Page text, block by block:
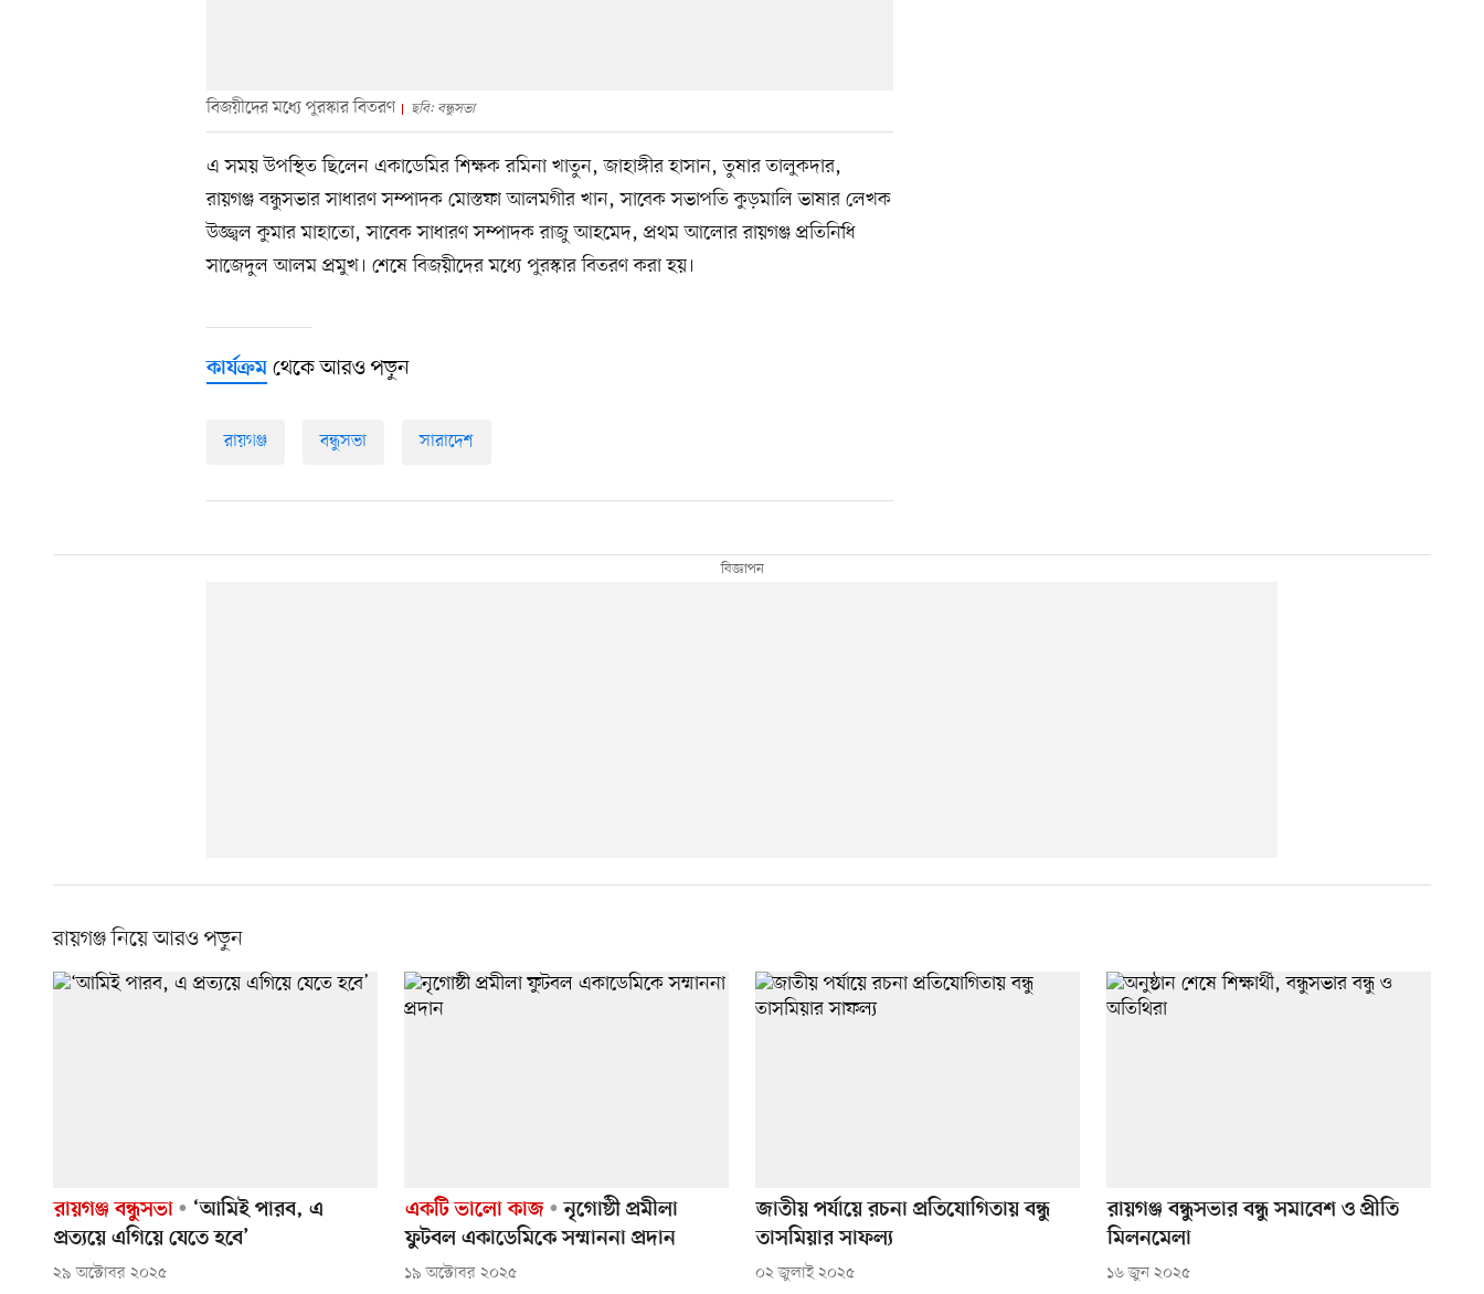
বিজয়ীদের মধ্যে পুরস্কার বিতরণ ছবি: বন্ধুসভা
এ সময় উপস্থিত ছিলেন একাডেমির শিক্ষক রমিনা খাতুন, জাহাঙ্গীর হাসান, তুষার তালুকদার,
রায়গঞ্জ বন্ধুসভার সাধারণ সম্পাদক মোস্তফা আলমগীর খান, সাবেক সভাপতি কুড়মালি ভাষার লেখক
উজ্জ্বল কুমার মাহাতো, সাবেক সাধারণ সম্পাদক রাজু আহমেদ, প্রথম আলোর রায়গঞ্জ প্রতিনিধি
সাজেদুল আলম প্রমুখ। শেষে বিজয়ীদের মধ্যে পুরস্কার বিতরণ করা হয়।
কার্যক্রম থেকে আরও পড়ুন
রায়গঞ্জ বন্ধুসভা সারাদেশ
রায়গঞ্জ নিয়ে আরও পড়ুন
রায়গঞ্জ বন্ধুসভা
‘আমিই পারব, এ
প্রত্যয়ে এগিয়ে যেতে হবে’
২৯ অক্টোবর ২০২৫
একটি ভালো কাজ
নৃগোষ্ঠী প্রমীলা
ফুটবল একাডেমিকে সম্মাননা প্রদান
১৯ অক্টোবর ২০২৫
জাতীয় পর্যায়ে রচনা প্রতিযোগিতায় বন্ধু
তাসমিয়ার সাফল্য
০২ জুলাই ২০২৫
রায়গঞ্জ বন্ধুসভার বন্ধু সমাবেশ ও প্রীতি
মিলনমেলা
১৬ জুন ২০২৫